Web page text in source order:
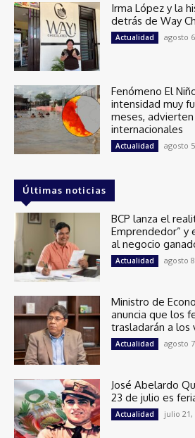
Irma López y la
detrás de Way
Actualidad agosto
Fenómeno El
intensidad muy
meses,
internacionales
Actualidad agosto
Últimas noticias
BCP lanza el
Emprendedor” y
al negocio
Actualidad agosto
Ministro de
anuncia que los
trasladarán a los
Actualidad agosto
José Abelardo
23 de julio es
Actualidad julio 21,